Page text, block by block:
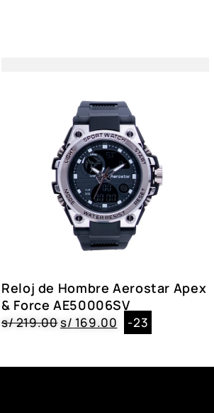
Sí
5 ATM
Poliuretano, Negro, 280 mm
Cristal Mineral, Negro
Poliuretano, rectangular,
AE50005GD, AE50005BK,
Reloj de Hombre Aerostar Apex
& Force AE50006SV
s/219.00s/ 169.00 -23